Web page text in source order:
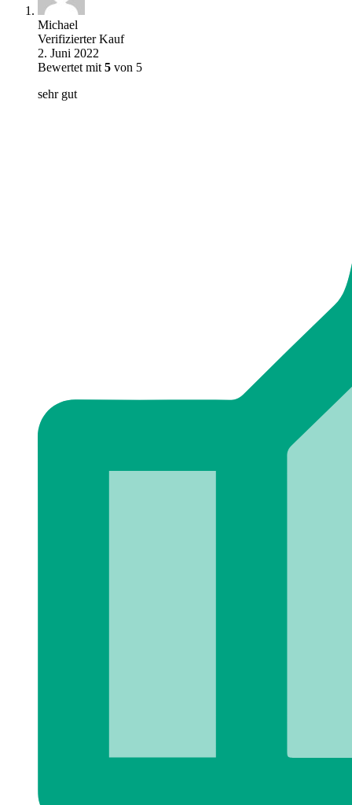
Michael
Verifizierter Kauf
2. Juni 2022
Bewertet mit 5 von 5
sehr gut